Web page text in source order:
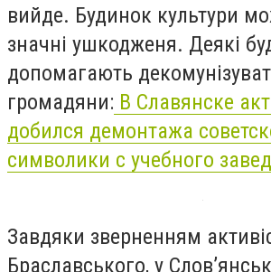
вийде. Будинок культури
значні ушкодженя. Деякі
допомагають
громадяни: В Славянске
добился демонтажа
символики с учебного
Завдяки зверненням
Браславського, у